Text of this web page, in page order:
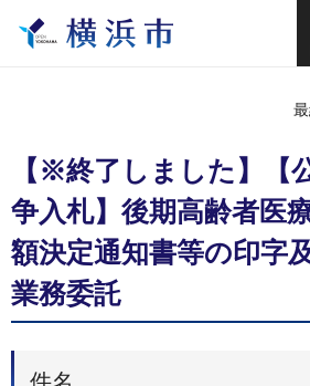
【※終了しました】【
争⼊札】後期高齢者医
額決定通知書等の印字
業務委託